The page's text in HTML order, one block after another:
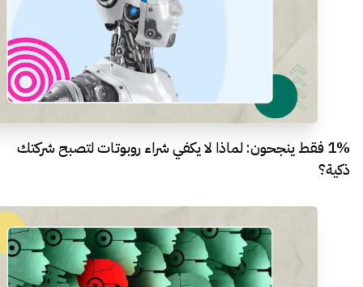
1% فقط ينجحون: لماذا لا يكفي شراء روبوتات لتصبح شركتك
ذكية؟